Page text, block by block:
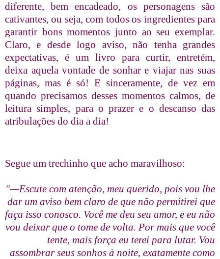
diferente, bem encadeado, os personagens são
cativantes, ou seja, com todos os ingredientes para
garantir bons momentos junto ao seu exemplar.
Claro, e desde logo aviso, não tenha grandes
expectativas, é um livro para curtir, entretém,
deixa aquela vontade de sonhar e viajar nas suas
páginas, mas é só! E sinceramente, de vez em
quando precisamos desses momentos calmos, de
leitura simples, para o prazer e o descanso das
atribulações do dia a dia!
Segue um trechinho que acho maravilhoso:
"—Escute com atenção, meu querido, pois vou lhe
dar um aviso bem claro de que não permitirei que
faça isso conosco. Você me deu seu amor, e eu não
vou deixar que o tome de volta. Por mais que você
tente, mais força eu terei para lutar. Vou
assombrar seus sonhos à noite, exatamente como